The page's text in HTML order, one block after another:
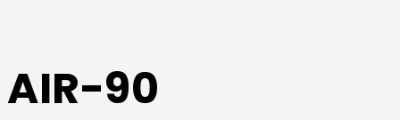
AIR-90